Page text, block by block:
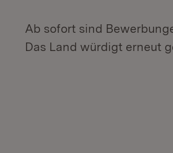
Ab sofort sind
Das Land würdigt erneut